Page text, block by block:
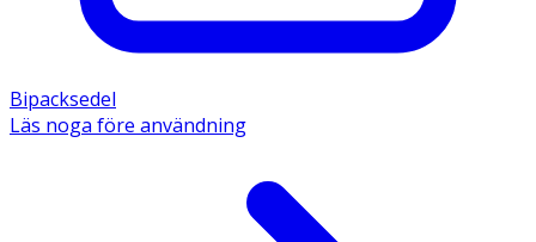
Bipacksedel
Läs noga före användning